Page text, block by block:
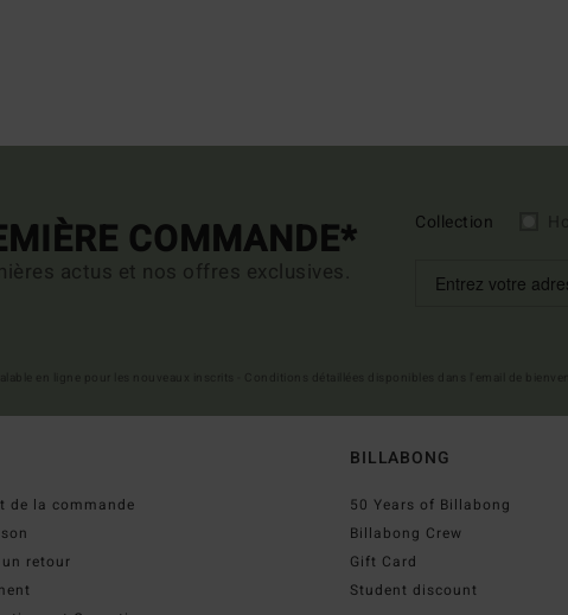
COMMANDE*
actus et nos offres exclusives.
Collection
de la commande
retour
BILLABONG
50 Years of Billabong
Billabong Crew
Gift Card
Student discount